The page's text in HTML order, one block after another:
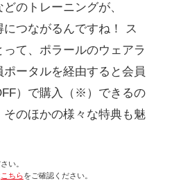
のトレーニングが、
つながるんですね！
ス
て、ポラールのウェアラ
ータルを経由すると会員
）で購入（※）できるの
のほかの様々な特典も魅
い。
こちらをご確認ください。